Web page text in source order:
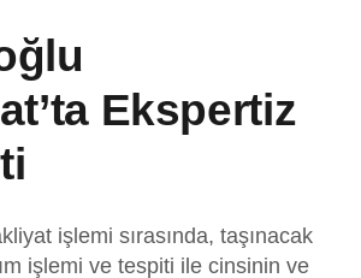
Ekspertiz
işlemi sırasında, taşınacak
işlemi ve tespiti ile cinsinin ve